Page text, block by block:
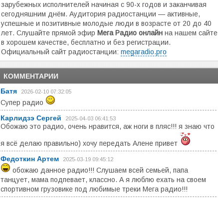
зарубежных исполнителей начиная с 90-х годов и заканчивая
сегодняшним днём. Аудитория радиостанции — активные,
успешные и позитивные молодые люди в возрасте от 20 до 40
лет. Слушайте прямой эфир Мега Радио онлайн на нашем сайте
в хорошем качестве, бесплатно и без регистрации.
Официальный сайт радиостанции: megaradio.pro
КОММЕНТАРИИ
Батя
2026-02-10 07:32:05
Супер радио
Карлидзэ Сергей
2025-04-03 06:41:53
Обожаю это радио, очень нравится, аж ноги в пляс!!! я знаю что
я всё делаю правильно) хочу передать Алене привет
Федоткин Артем
2025-03-19 09:45:12
обожаю данное радио!!! Слушаем всей семьей, папа
танцует, мама подпевает, классно. А я люблю ехать на своем
спортивном грузовике под любимые треки Мега радио!!!